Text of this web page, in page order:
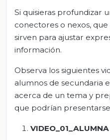
Si quisieras profundizar
conectores o nexos,
sirven para ajustar
información.
Observa los siguientes
alumnos de secundaria
acerca de un tema y
que podrían
VIDEO_01_ALUMNA